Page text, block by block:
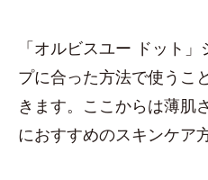
「オルビスユー ドット
プに合った方法で使うこ
きます。ここからは薄肌
におすすめのスキンケア